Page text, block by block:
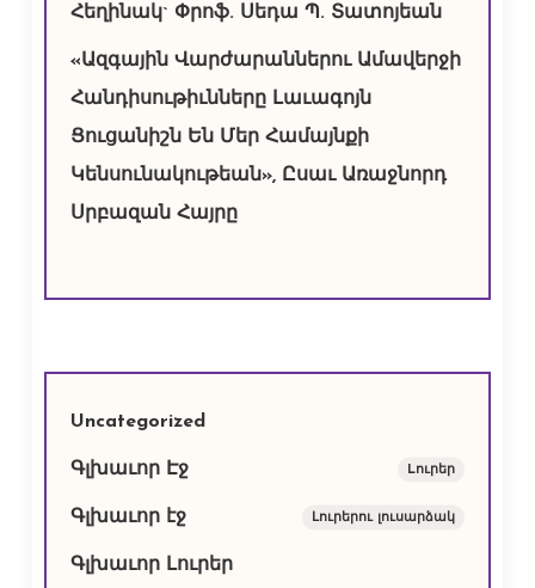
Հեղինակ` Փրոֆ. Սեդա Պ. Տատոյեան
«Ազգային Վարժարաններու Ամավերջի
Հանդիսութիւնները Լաւագոյն
Ցուցանիշն Են Մեր Համայնքի
Կենսունակութեան», Ըսաւ Առաջնորդ
Սրբազան Հայրը
Uncategorized
Գլխաւոր Էջ Lուրեր
Գլխաւոր էջ Լուրերու լուսարձակ
Գլխաւոր Լուրեր